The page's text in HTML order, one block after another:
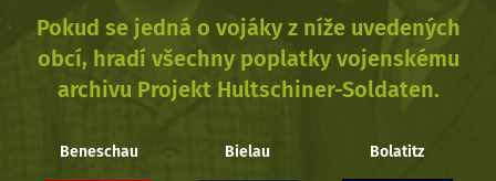
Pokud se jedná o vojáky z níže uvedených
obcí, hradí všechny poplatky vojenskému
archivu Projekt Hultschiner-Soldaten.
Beneschau Bielau Bolatitz